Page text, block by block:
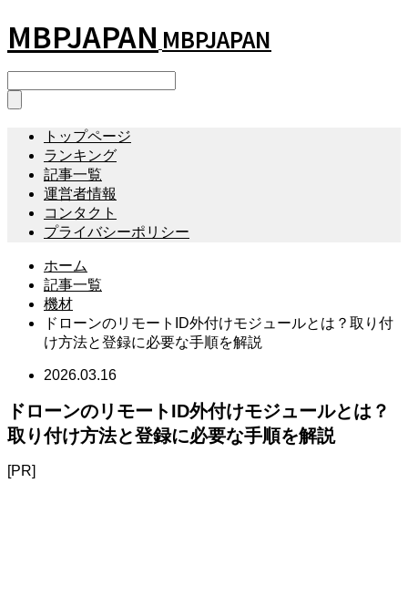
MBPJAPAN MBPJAPAN
トップページ
ランキング
記事一覧
運営者情報
コンタクト
プライバシーポリシー
ホーム
記事一覧
機材
ドローンのリモートID外付けモジュールとは？取り付
け方法と登録に必要な手順を解説
2026.03.16
ドローンのリモートID外付けモジュールとは？
取り付け方法と登録に必要な手順を解説
[PR]